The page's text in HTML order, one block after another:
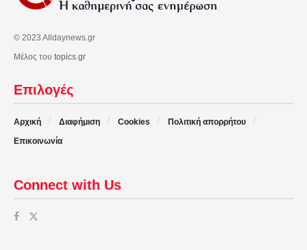
© 2023 Alldaynews.gr
Μέλος του topics.gr
Επιλογές
Αρχική Διαφήμιση Cookies
Πολιτική απορρήτου
Επικοινωνία
Connect with Us